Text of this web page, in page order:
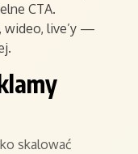
CTA.
wideo, live’y —
skalować